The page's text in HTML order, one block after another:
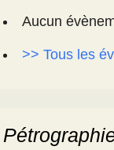
Aucun
>> Tous les